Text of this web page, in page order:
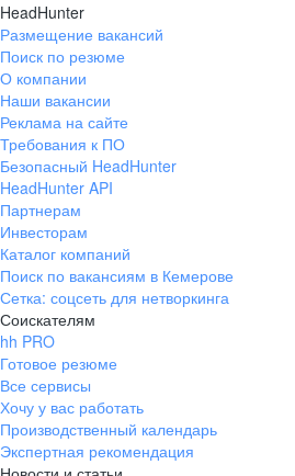
HeadHunter
Размещение вакансий
Поиск по резюме
О компании
Наши вакансии
Реклама на сайте
Требования к ПО
Безопасный HeadHunter
HeadHunter API
Партнерам
Инвесторам
Каталог компаний
Поиск по вакансиям в Кемерове
Сетка: соцсеть для нетворкинга
Соискателям
hh PRO
Готовое резюме
Все сервисы
Хочу у вас работать
Производственный календарь
Экспертная рекомендация